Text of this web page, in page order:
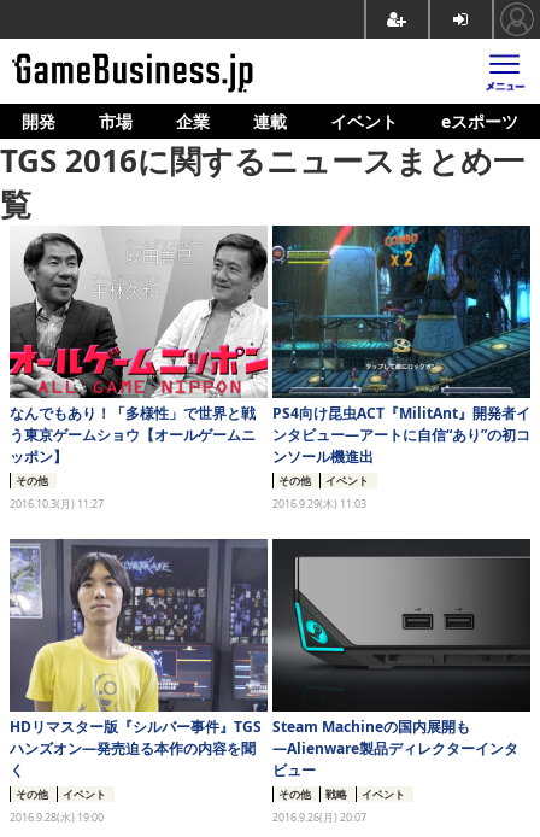
ホーム
ゲーム開発
市場
マネタイズ
企業動向
人材育成
産業政策
連載
イベント/セミナー
eスポーツ
開発 市場 企業 連載 イベント eスポーツ
TGS 2016に関するニュースまとめ一
覧
なんでもあり！「多様性」で世界と戦
う東京ゲームショウ【オールゲームニ
ッポン】
その他
2016.10.3(月) 11:27
PS4向け昆虫ACT『MilitAnt』開発者イ
ンタビュー―アートに自信“あり”の初コ
ンソール機進出
その他
イベント
2016.9.29(木) 11:03
HDリマスター版『シルバー事件』TGS
ハンズオン―発売迫る本作の内容を聞
く
その他
イベント
2016.9.28(水) 19:00
Steam Machineの国内展開も
―Alienware製品ディレクターインタ
ビュー
その他 戦略
イベント
2016.9.26(月) 20:07